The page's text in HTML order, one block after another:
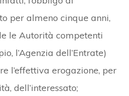
per almeno cinque anni,
le Autorità competenti
l’Agenzia dell’Entrate)
l’effettiva erogazione, per
dell’interessato;